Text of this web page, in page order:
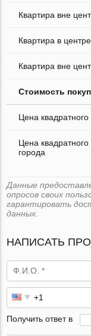
Квартира вне
Квартира в
Квартира вне
Стоимость
Цена
Цена
города
Данные
опросов своих
гарантировать
данных.
НАПИСАТЬ
Получить ответ в